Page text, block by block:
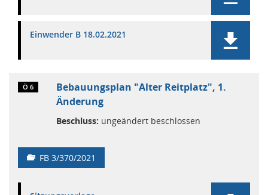
Einwender B 18.02.2021
Ö 6
Bebauungsplan "Alter Reitplatz", 1.
Änderung
Beschluss: ungeändert beschlossen
FB 3/370/2021